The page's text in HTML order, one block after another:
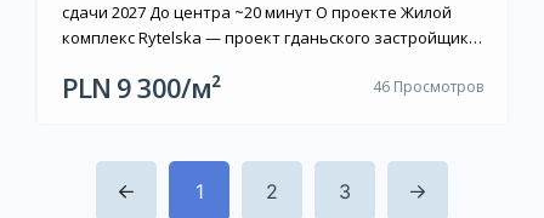
сдачи 2027 До центра ~20 минут О проекте Жилой
комплекс Rytelska — проект гданьского застройщика
Orunia Górna. Комплекс состоит из двух камерных
PLN 9 300/м² 46 Просмотров
1 2 3